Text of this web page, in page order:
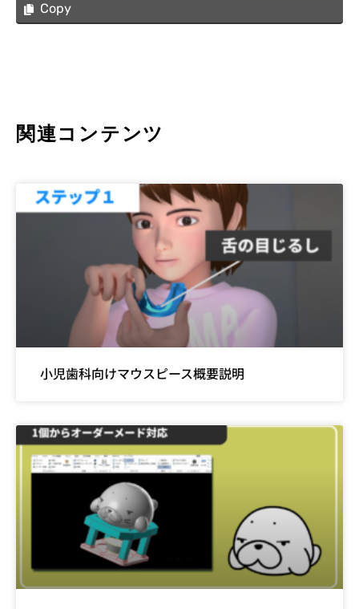
Copy
関連コンテンツ
小児歯科向けマウスピース概要説明